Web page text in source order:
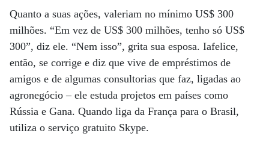
Quanto a suas ações, valeriam no mínimo US$ 300
milhões. “Em vez de US$ 300 milhões, tenho só US$
300”, diz ele. “Nem isso”, grita sua esposa. Iafelice,
então, se corrige e diz que vive de empréstimos de
amigos e de algumas consultorias que faz, ligadas ao
agronegócio – ele estuda projetos em países como
Rússia e Gana. Quando liga da França para o Brasil,
utiliza o serviço gratuito Skype.